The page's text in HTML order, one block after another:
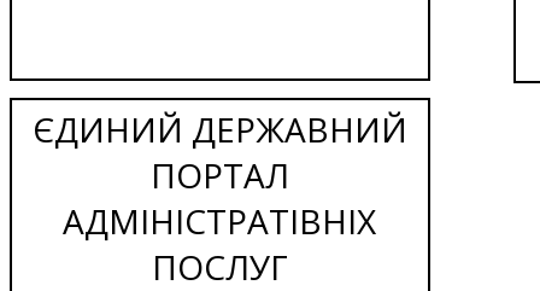
ЄДИНИЙ ДЕРЖАВНИЙ
ПОРТАЛ
АДМІНІСТРАТІВНІХ
ПОСЛУГ